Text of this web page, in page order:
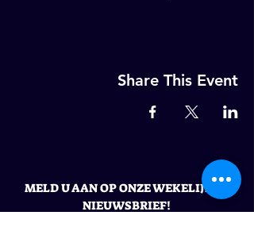
Share This Event
MELD U AAN OP ONZE WEKELIJKSE
NIEUWSBRIEF!